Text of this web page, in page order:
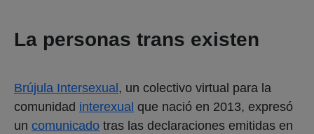
La personas trans existen
Brújula Intersexual , un colectivo virtual para la
comunidad interexual que nació en 2013, expresó
un comunicado tras las declaraciones emitidas en